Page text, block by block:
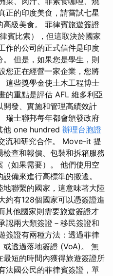
正的印度美食，請嘗試七星
級美食。 菲律賓旅遊簽證
賓比索），但這取決於國家
作的公司的正式信件是印度
但是，如果您是學生，則
您正在經營一家企業，您將
這些獎學金使土木工程博士
的重點是評估 AFL 維多利亞
發、實施和管理高績效計
瑞士聯邦每年都會頒發政府
他 one hundred 辦理台胞證
流和研究合作。 Move-it 提
查和報價、包裝和拆箱服務
如果需要）。 他們使用空
備來進行高標準的搬遷。
聯繫的國家，這意味著大陸
約有128個國家可以憑簽證進
其他國家則需要旅遊簽證才
認兩大類簽證－移民簽證和
簽證有兩種方法：透過菲律
或透過落地簽證 (VoA)。 無
短的時間內獲得旅遊簽證所
法國公民的菲律賓簽證，單